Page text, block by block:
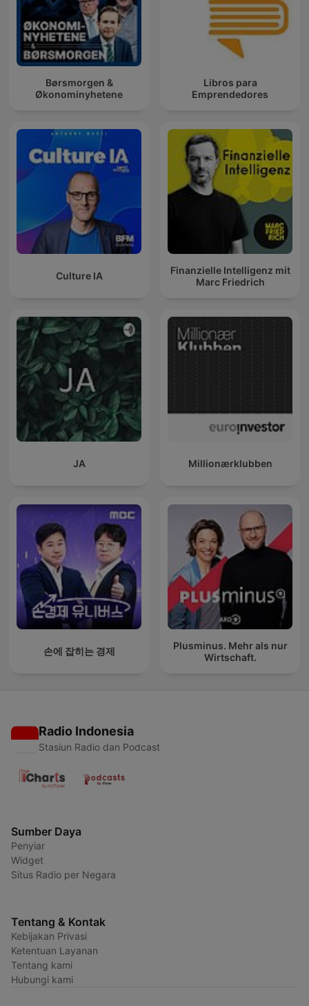
Børsmorgen &
Økonominyhetene
Libros para
Emprendedores
Culture IA
Finanzielle Intelligenz mit
Marc Friedrich
JA Millionærklubben
손에 잡히는 경제
Plusminus. Mehr als nur
Wirtschaft.
Radio Indonesia
Stasiun Radio dan Podcast
Sumber Daya
Penyiar
Widget
Situs Radio per Negara
Tentang & Kontak
Kebijakan Privasi
Ketentuan Layanan
Tentang kami
Hubungi kami